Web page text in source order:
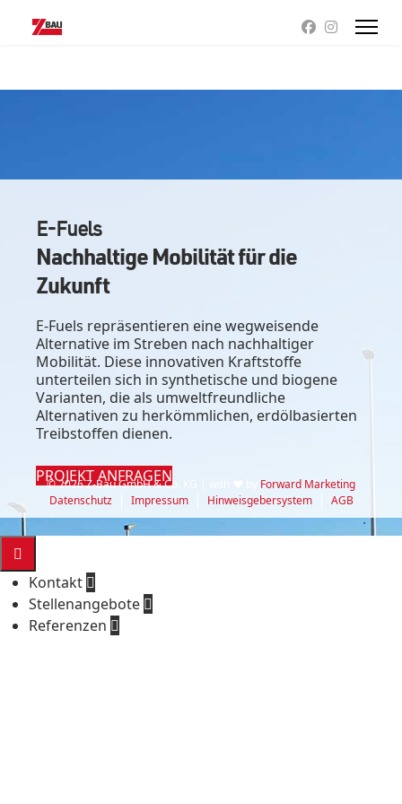
E-Fuels
Nachhaltige Mobilität für die
Zukunft
E-Fuels repräsentieren eine wegweisende
Alternative im Streben nach nachhaltiger
Mobilität. Diese innovativen Kraftstoffe
unterteilen sich in synthetische und biogene
Varianten, die als umweltfreundliche
Alternativen zu herkömmlichen, erdölbasierten
Treibstoffen dienen.
PROJEKT ANFRAGEN
© 2026 Z-Bau GmbH & Co. KG | with ♥ by Forward Marketing
Datenschutz
Impressum Hinweisgebersystem AGB

Kontakt 
Stellenangebote 
Referenzen 